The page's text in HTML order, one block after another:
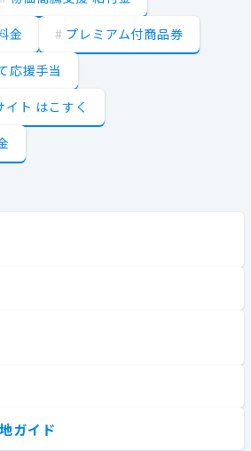
金 プレミアム付商品券
応援手当
ト はこすく
ガイド